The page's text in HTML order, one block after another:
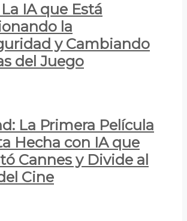
IA que Está
la
y Cambiando
del Juego
La Primera Película
Hecha con IA que
Cannes y Divide al
Cine